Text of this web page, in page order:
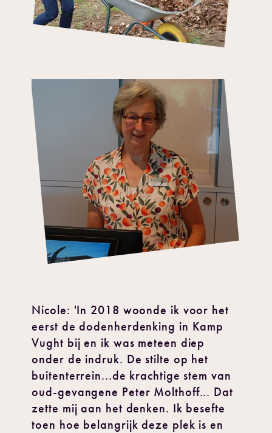
Nicole: 'In 2018 woonde ik voor het
eerst de dodenherdenking in Kamp
Vught bij en ik was meteen diep
onder de indruk. De stilte op het
buitenterrein...de krachtige stem van
oud-gevangene Peter Molthoff... Dat
zette mij aan het denken. Ik besefte
toen hoe belangrijk deze plek is en